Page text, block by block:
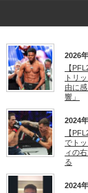
2026
【
トリ
由に
響」
2024
【
でト
ィの
る
2024